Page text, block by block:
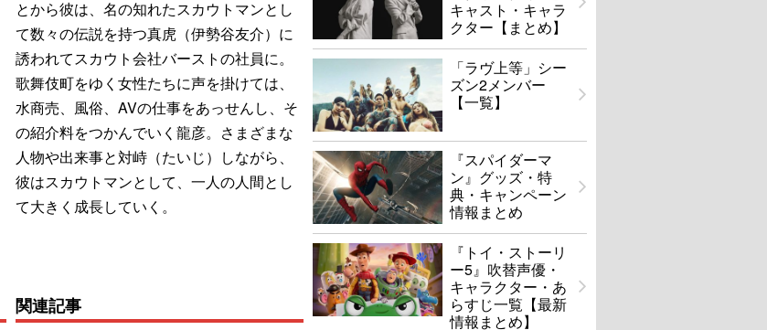
とから彼は、名の知れたスカウトマンとし
て数々の伝説を持つ真虎（伊勢谷友介）に
誘われてスカウト会社バーストの社員に。
歌舞伎町をゆく女性たちに声を掛けては、
水商売、風俗、AVの仕事をあっせんし、そ
の紹介料をつかんでいく龍彦。さまざまな
人物や出来事と対峙（たいじ）しながら、
彼はスカウトマンとして、一人の人間とし
て大きく成長していく。
関連記事
キャスト・キャラ
クター【まとめ】
「ラヴ上等」シー
ズン2メンバー
【一覧】
『スパイダーマ
ン』グッズ・特
典・キャンペーン
情報まとめ
『トイ・ストーリ
ー5』吹替声優・
キャラクター・あ
らすじ一覧【最新
情報まとめ】